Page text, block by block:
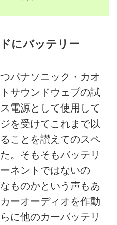
にバッテリー
パナソニック・カオ
サウンドウェブの試
電源として使用して
を受けてこれまで以
ことを讃えてのスペ
。そもそもバッテリ
ネントではないの
ものかという声もあ
ーオーディオを作動
に他のカーバッテリ